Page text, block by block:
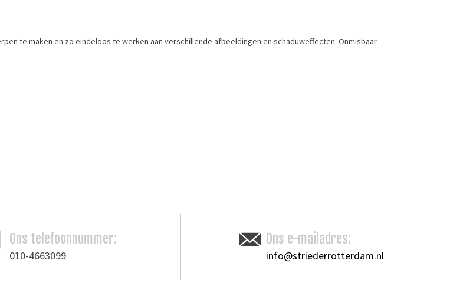
te maken en zo eindeloos te werken aan verschillende afbeeldingen en schaduweffecten. Onmisbaar
Ons telefoonnummer:
010-4663099
Ons e-mailadres:
info@striederrotterdam.nl